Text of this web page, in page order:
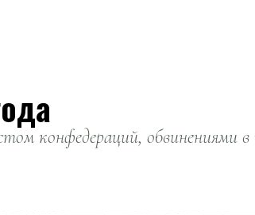
конфедераций, обвинениями в